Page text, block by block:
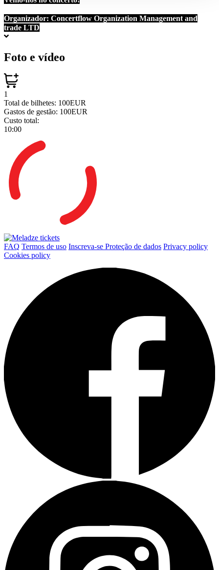
Organizador: Concertflow Organization Management and
trade LTD
Foto e vídeo
1
Total de bilhetes: 100EUR
Gastos de gestão: 100EUR
Custo total:
10:00
FAQ Termos de uso Inscreva-se Proteção de dados Privacy policy
Cookies policy